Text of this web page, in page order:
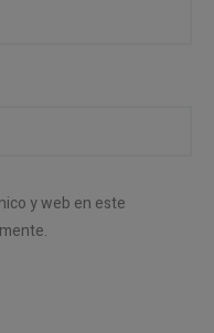
y web en este